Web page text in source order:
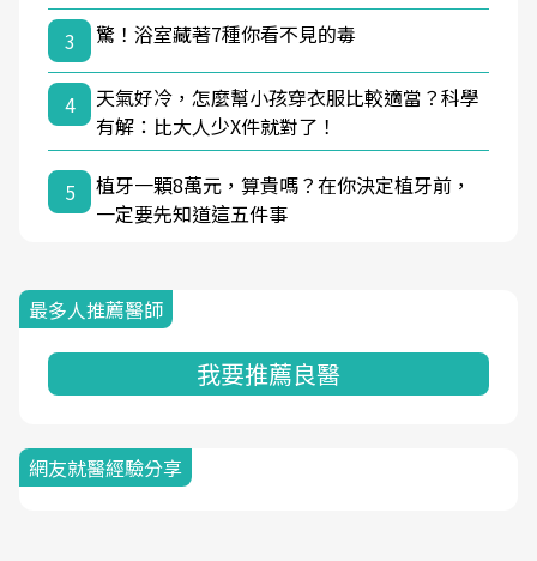
3
驚！浴室藏著7種你看不見的毒
4
天氣好冷，怎麼幫小孩穿衣服比較適當？科學
有解：比大人少X件就對了！
5
植牙一顆8萬元，算貴嗎？在你決定植牙前，
一定要先知道這五件事
最多人推薦醫師
我要推薦良醫
網友就醫經驗分享